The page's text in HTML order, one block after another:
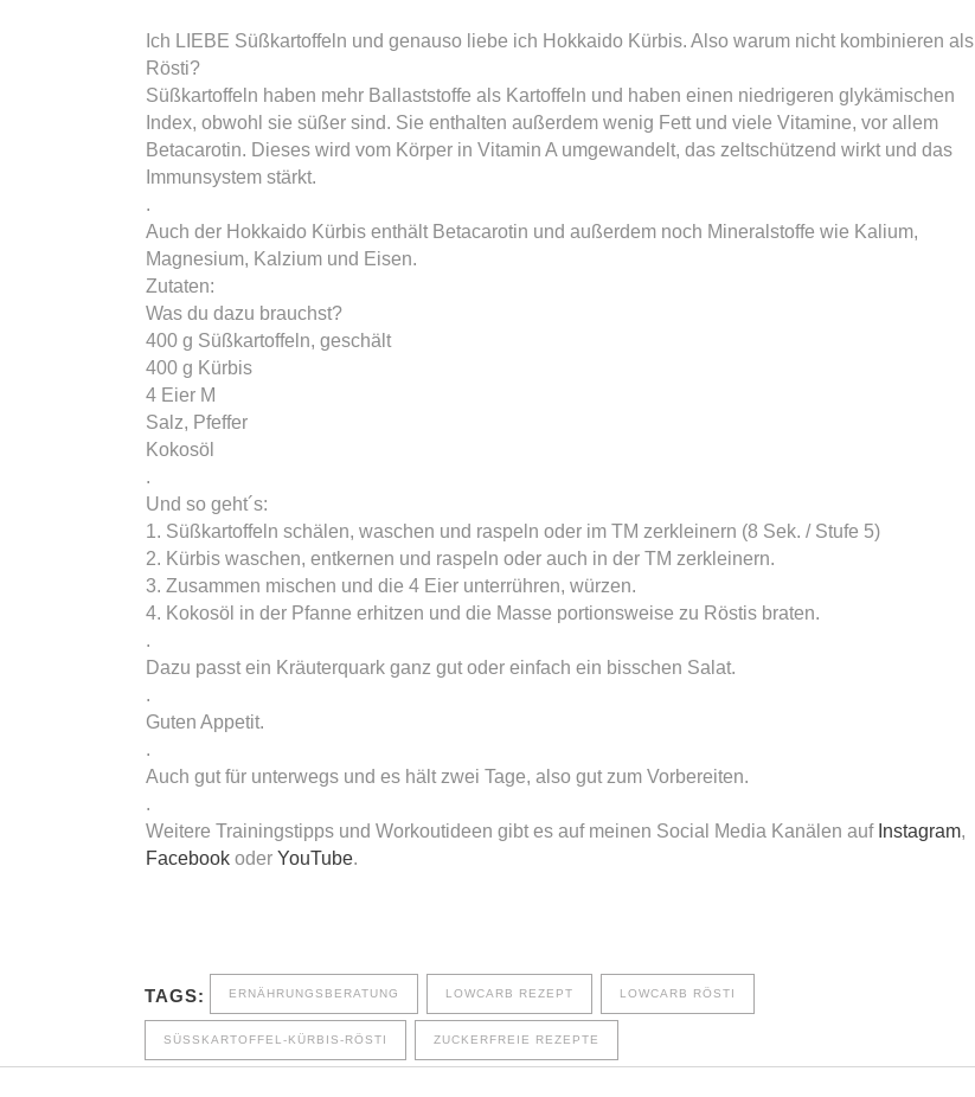
Ich LIEBE Süßkartoffeln und genauso liebe ich Hokkaido Kürbis. Also warum nicht kombinieren als
Rösti?
Süßkartoffeln haben mehr Ballaststoffe als Kartoffeln und haben einen niedrigeren glykämischen
Index, obwohl sie süßer sind. Sie enthalten außerdem wenig Fett und viele Vitamine, vor allem
Betacarotin. Dieses wird vom Körper in Vitamin A umgewandelt, das zeltschützend wirkt und das
Immunsystem stärkt.
.
Auch der Hokkaido Kürbis enthält Betacarotin und außerdem noch Mineralstoffe wie Kalium,
Magnesium, Kalzium und Eisen.
Zutaten:
Was du dazu brauchst?
400 g Süßkartoffeln, geschält
400 g Kürbis
4 Eier M
Salz, Pfeffer
Kokosöl
.
Und so geht´s:
1. Süßkartoffeln schälen, waschen und raspeln oder im TM zerkleinern (8 Sek. / Stufe 5)
2. Kürbis waschen, entkernen und raspeln oder auch in der TM zerkleinern.
3. Zusammen mischen und die 4 Eier unterrühren, würzen.
4. Kokosöl in der Pfanne erhitzen und die Masse portionsweise zu Röstis braten.
.
Dazu passt ein Kräuterquark ganz gut oder einfach ein bisschen Salat.
.
Guten Appetit.
.
Auch gut für unterwegs und es hält zwei Tage, also gut zum Vorbereiten.
.
Weitere Trainingstipps und Workoutideen gibt es auf meinen Social Media Kanälen auf Instagram,
Facebook oder YouTube.
TAGS: ERNÄHRUNGSBERATUNG LOWCARB REZEPT LOWCARB RÖSTI
SÜSSKARTOFFEL-KÜRBIS-RÖSTI ZUCKERFREIE REZEPTE